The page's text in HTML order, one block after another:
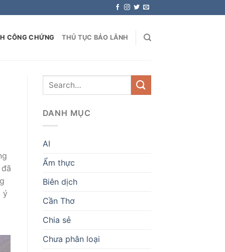
CÔNG CHỨNG THỦ TỤC BẢO LÃNH
ý
DANH MỤC
AI
Ẩm thực
Biên dịch
Cần Thơ
Chia sẻ
Chưa phân loại